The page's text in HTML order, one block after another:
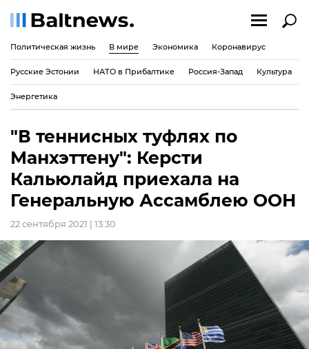
Политическая жизнь В мире Экономика Коронавирус
Русские Эстонии НАТО в Прибалтике Россия-Запад Культура
Энергетика
"В теннисных туфлях по
Манхэттену": Керсти
Кальюлайд приехала на
Генеральную Ассамблею ООН
22 сентября 2021 | 13:30